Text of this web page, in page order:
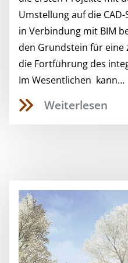
Umstellung auf die
in Verbindung mit BIM
den Grundstein für
die Fortführung des
Im Wesentlichen kann…
Weiterlesen